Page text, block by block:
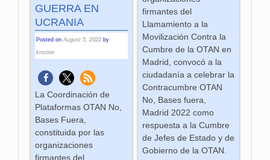
firmantes del
Llamamiento a la
Movilización Contra la
Cumbre de la OTAN en
Madrid, convocó a la
ciudadanía a celebrar la
Contracumbre OTAN
No, Bases fuera,
Madrid 2022 como
respuesta a la Cumbre
de Jefes de Estado y de
Gobierno de la OTAN.
GUERRA EN
UCRANIA
Posted onAugust 5, 2022 by
kristine
La Coordinación de
Plataformas OTAN No,
Bases Fuera,
constituida por las
organizaciones
firmantes del